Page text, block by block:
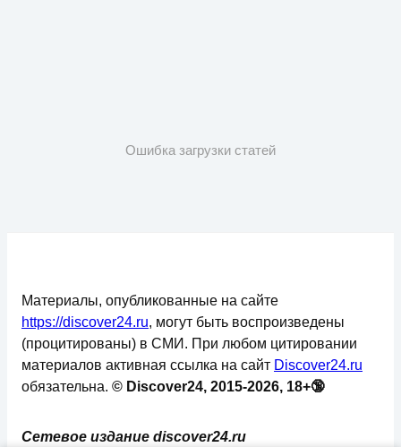
Ошибка загрузки статей
Сетевое издание discover24.ru
Материалы, опубликованные на сайте
https://discover24.ru, могут быть воспроизведены
(процитированы) в СМИ. При любом цитировании
материалов активная ссылка на сайт Discover24.ru
обязательна. © Discover24, 2015-2026, 18+🔞